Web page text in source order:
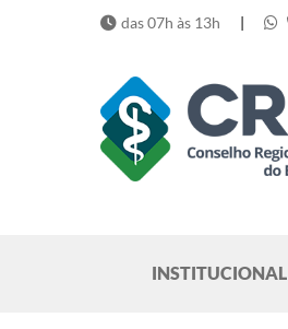
das 07h às 13h |
INSTITUCIONAL